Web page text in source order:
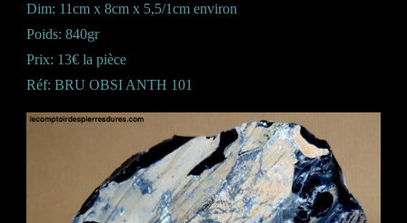
Dim: 11cm x 8cm x 5,5/1cm environ
Poids: 840gr
Prix: 13€ la pièce
Réf: BRU OBSI ANTH 101